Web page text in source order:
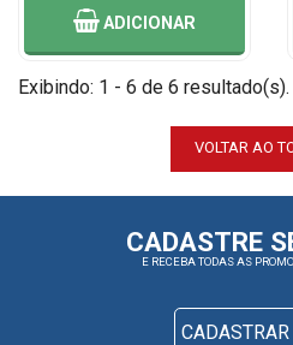
ADICIONAR
Exibindo: 1 - 6 de 6 resultado(s).
VOLTAR AO
CADASTRE
E RECEBA TODAS AS